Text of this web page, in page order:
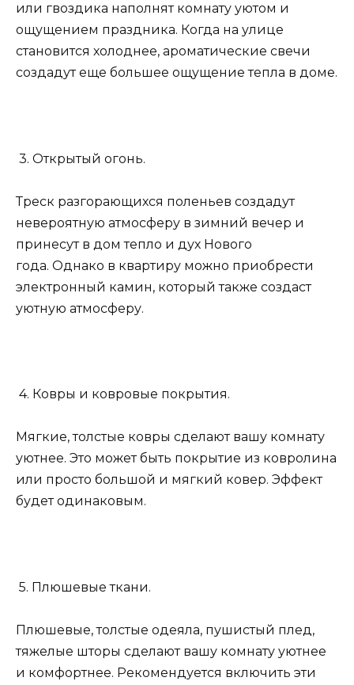
или гвоздика наполнят комнату уютом и
ощущением праздника. Когда на улице
становится холоднее, ароматические свечи
создадут еще большее ощущение тепла в доме.
3. Открытый огонь.
Треск разгорающихся поленьев создадут
невероятную атмосферу в зимний вечер и
принесут в дом тепло и дух Нового
года. Однако в квартиру можно приобрести
электронный камин, который также создаст
уютную атмосферу.
4. Ковры и ковровые покрытия.
Мягкие, толстые ковры сделают вашу комнату
уютнее. Это может быть покрытие из ковролина
или просто большой и мягкий ковер. Эффект
будет одинаковым.
5. Плюшевые ткани.
Плюшевые, толстые одеяла, пушистый плед,
тяжелые шторы сделают вашу комнату уютнее
и комфортнее. Рекомендуется включить эти